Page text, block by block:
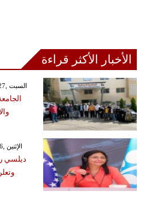
الأخبار الأكثر قراءة
GMT 20:30 2025 السبت ,27 كانون الأول / ديسمبر
GMT 08:27 2026 الإثنين ,26 كانون الثاني / يناير
ديلسي